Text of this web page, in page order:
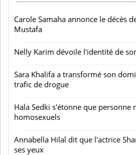
Carole Samaha annonce le décès
Mustafa
Nelly Karim dévoile l'identité de
Sara Khalifa a transformé son
trafic de drogue
Hala Sedki s'étonne que personne
homosexuels
Annabella Hilal dit que l'actrice
ses yeux